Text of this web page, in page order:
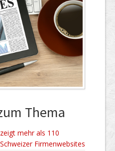
Thema
mehr als 110
Firmenwebsites